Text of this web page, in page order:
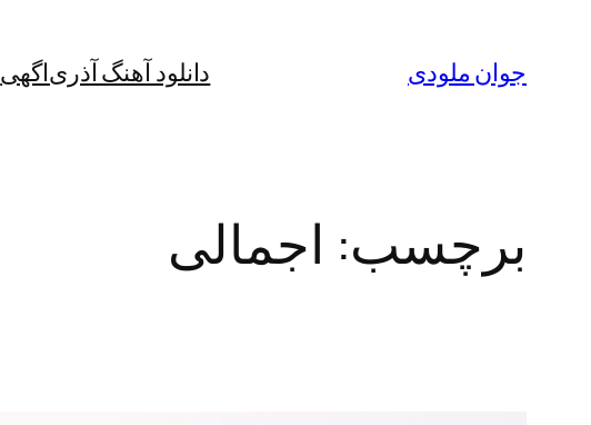
جوان ملودی دانلود آهنگ آذریاگهی
برچسب: اجمالی